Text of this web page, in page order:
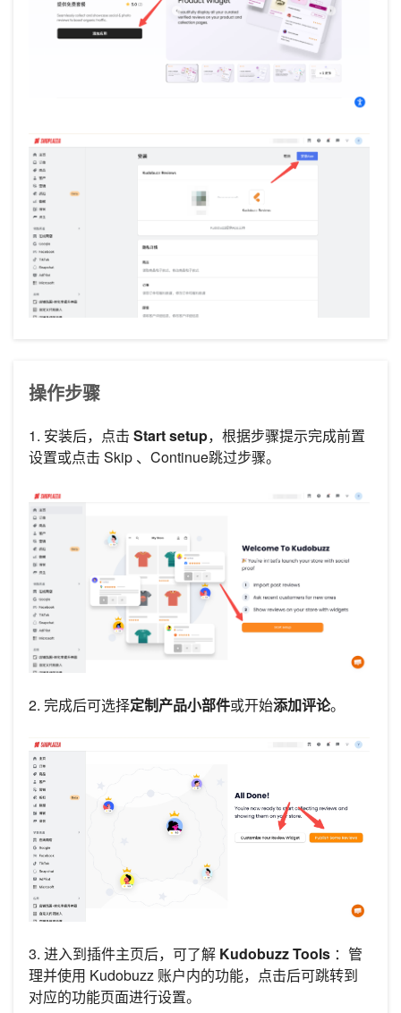
操作步骤
1. 安装后，点击 Start setup，根据步骤提示完成前置
设置或点击 Skip 、Continue跳过步骤。
2. 完成后可选择定制产品小部件或开始添加评论。
3. 进入到插件主页后，可了解 Kudobuzz Tools ：管
理并使用 Kudobuzz 账户内的功能，点击后可跳转到
对应的功能页面进行设置。